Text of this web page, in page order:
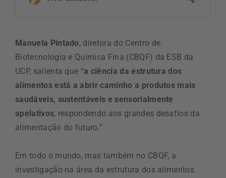
Manuela Pintado, diretora do Centro de
Biotecnologia e Química Fina (CBQF) da ESB da
UCP, salienta que “a ciência da estrutura dos
alimentos está a abrir caminho a produtos mais
saudáveis, sustentáveis e sensorialmente
apelativos, respondendo aos grandes desafios da
alimentação do futuro.”
Em todo o mundo, mas também no CBQF, a
investigação na área da estrutura dos alimentos